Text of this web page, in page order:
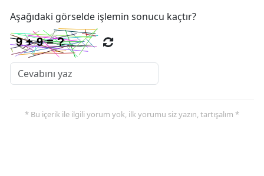
Aşağıdaki görselde işlemin sonucu kaçtır?
* Bu içerik ile ilgili yorum yok, ilk yorumu siz yazın, tartışalım *